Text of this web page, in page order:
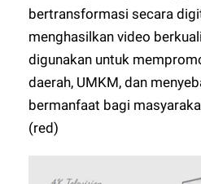
bertransformasi secara
menghasilkan video
digunakan untuk
daerah, UMKM, dan
bermanfaat bagi
(red)